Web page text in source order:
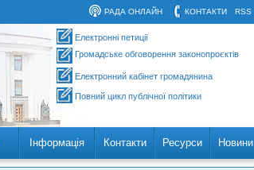
RSS
КОНТАКТИ
РАДА ОНЛАЙН
Електронні петиції
Громадське обговорення законопроєктів
Електронний кабінет громадянина
Повний цикл публічної політики
Інформація Контакти Ресурси Новини